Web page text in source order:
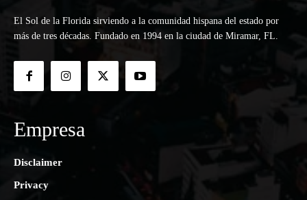
El Sol de la Florida sirviendo a la comunidad hispana del estado por
más de tres décadas. Fundado en 1994 en la ciudad de Miramar, FL.
Empresa
Disclaimer
Privacy